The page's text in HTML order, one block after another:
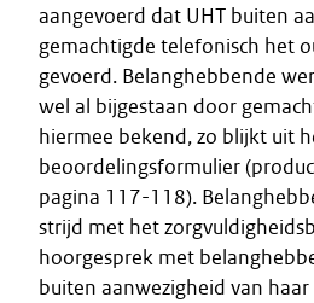
aangevoerd dat UHT buiten
gemachtigde telefonisch het
gevoerd. Belanghebbende
wel al bijgestaan door
hiermee bekend, zo blijkt uit
beoordelingsformulier
pagina 117-118).
strijd met het
hoorgesprek met
buiten aanwezigheid van haar